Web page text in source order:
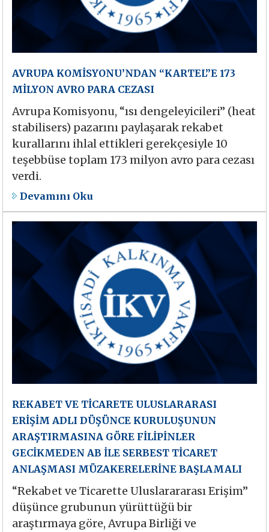
AVRUPA KOMİSYONU’NDAN “KARTEL”E 173
MİLYON AVRO PARA CEZASI
Avrupa Komisyonu, “ısı dengeleyicileri” (heat
stabilisers) pazarını paylaşarak rekabet
kurallarını ihlal ettikleri gerekçesiyle 10
teşebbüse toplam 173 milyon avro para cezası
verdi.
Devamını Oku
REKABET VE TİCARETE ULUSLARARASI
ERİŞİM ADLI DÜŞÜNCE KURULUŞUNUN
ARAŞTIRMASINA GÖRE FİLİPİNLER
GECİKMEDEN AB İLE SERBEST TİCARET
ANLAŞMASI MÜZAKERELERİNE BAŞLAMALI
“Rekabet ve Ticarette Uluslarararası Erişim”
düşünce grubunun yürüttüğü bir
araştırmaya göre, Avrupa Birliği ve